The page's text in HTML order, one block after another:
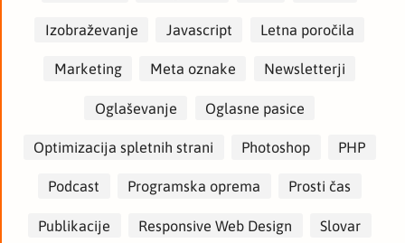
Izobraževanje Javascript Letna poročila
Marketing Meta oznake Newsletterji
Oglaševanje Oglasne pasice
Optimizacija spletnih strani Photoshop PHP
Podcast Programska oprema Prosti čas
Publikacije Responsive Web Design Slovar